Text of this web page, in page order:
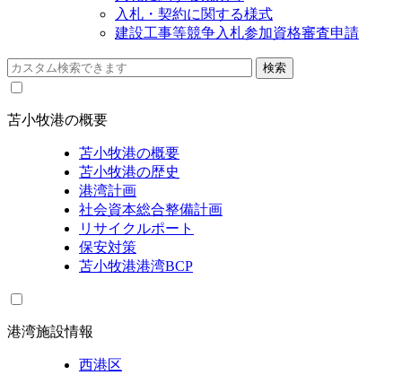
入札・契約に関する様式
建設工事等競争入札参加資格審査申請
苫小牧港の概要
苫小牧港の概要
苫小牧港の歴史
港湾計画
社会資本総合整備計画
リサイクルポート
保安対策
苫小牧港港湾BCP
港湾施設情報
西港区